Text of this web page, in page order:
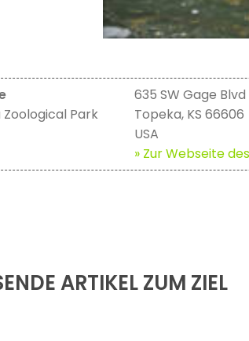
Park
635 SW Gage Blvd
Topeka, KS 66606
USA
» Zur Webseite
ARTIKEL ZUM ZIEL